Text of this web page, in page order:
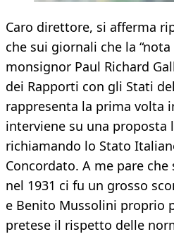
Caro direttore, si afferma
che sui giornali che la “nota
monsignor Paul Richard
dei Rapporti con gli Stati
rappresenta la prima volta
interviene su una proposta
richiamando lo Stato
Concordato. A me pare
nel 1931 ci fu un grosso
e Benito Mussolini proprio
pretese il rispetto delle